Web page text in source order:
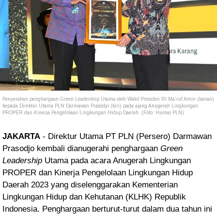
Penyerahan penghargaan Green Leadership Utama oleh Wakil Presiden RI Ma’ruf Amin (kanan)
kepada Direktur Utama PLN Darmawan Prasodjo (kiri) pada ajang Anugerah Lingkungan
PROPER dan Kinerja Pengelolaan Lingkungan Hidup Daerah. (Foto: Humas PLN)
JAKARTA - Direktur Utama PT PLN (Persero) Darmawan
Prasodjo kembali dianugerahi penghargaan Green
Leadership Utama pada acara Anugerah Lingkungan
PROPER dan Kinerja Pengelolaan Lingkungan Hidup
Daerah 2023 yang diselenggarakan Kementerian
Lingkungan Hidup dan Kehutanan (KLHK) Republik
Indonesia. Penghargaan berturut-turut dalam dua tahun ini